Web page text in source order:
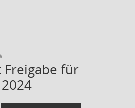
Freigabe für